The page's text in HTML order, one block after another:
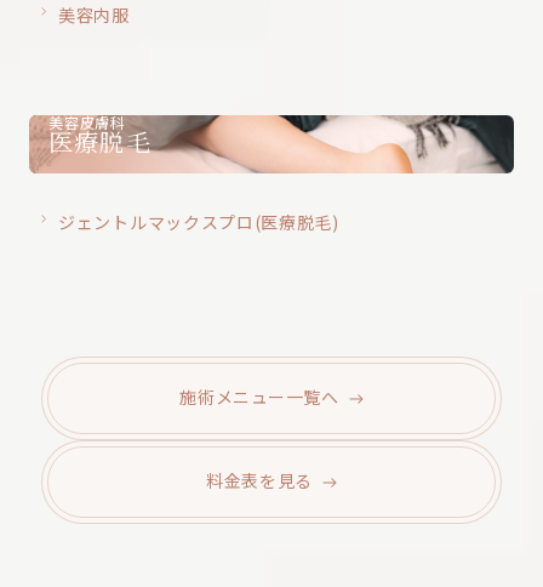
美容内服
美容皮膚科
医療脱毛
ジェントルマックスプロ(医療脱毛)
施術メニュー 一覧へ
料金表を 見る